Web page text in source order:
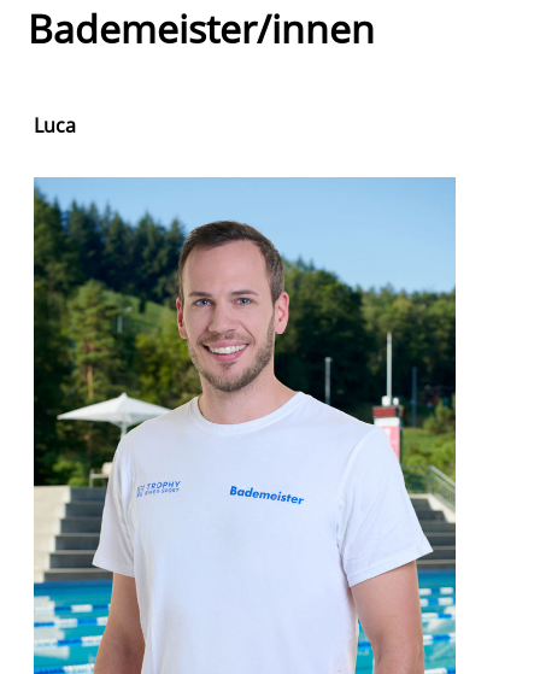
Bademeister/innen
Luca